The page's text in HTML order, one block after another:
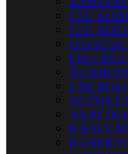
CEE
CEE
LIVE
CAT
SIEŤOVÉ
KÁBLE